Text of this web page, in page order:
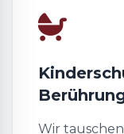
Wir